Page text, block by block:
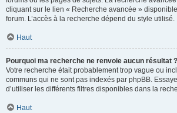
cliquant sur le lien « Recherche avancée »
forum. L’accès à la recherche dépend du style utilisé.
Haut
Pourquoi ma recherche ne renvoie aucun résultat ?
Votre recherche était probablement trop vague ou
communs qui ne sont pas indexés par phpBB.
d’utiliser les différents filtres disponibles dans la
Haut